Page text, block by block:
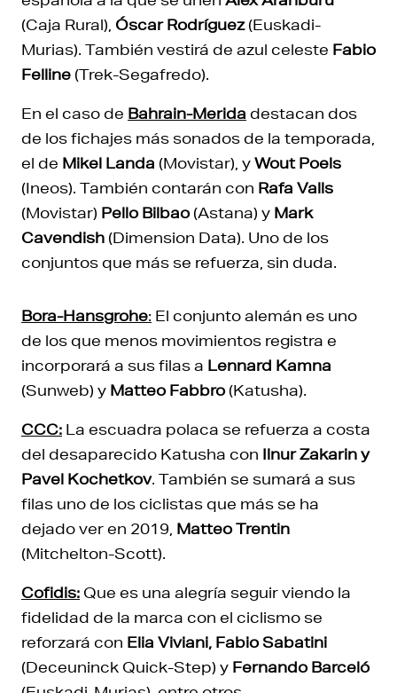
(Caja Rural), Óscar Rodríguez(Euskadi-
Murias). También vestirá de azul celeste Fabio
Felline (Trek-Segafredo).
En el caso de Bahrain-Merida destacan dos
de los fichajes más sonados de la temporada,
el de Mikel Landa (Movistar), yWout Poels
(Ineos). También contarán con Rafa Valls
(Movistar) Pello Bilbao (Astana) y Mark
Cavendish (Dimension Data). Uno de los
conjuntos que más se refuerza, sin duda.
Bora-Hansgrohe: El conjunto alemán es uno
de los que menos movimientos registra e
incorporará a sus filas a Lennard Kamna
(Sunweb) y Matteo Fabbro (Katusha).
CCC: La escuadra polaca se refuerza a costa
del desaparecido Katusha con Ilnur Zakarin y
Pavel Kochetkov. También se sumará a sus
filas uno de los ciclistas que más se ha
dejado ver en 2019, Matteo Trentin
(Mitchelton-Scott).
Cofidis: Que es una alegría seguir viendo la
fidelidad de la marca con el ciclismo se
reforzará con Elia Viviani, Fabio Sabatini
(Deceuninck Quick-Step) y Fernando Barceló